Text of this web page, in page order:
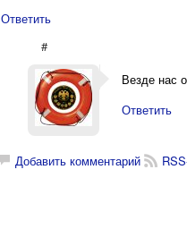
Ответить
#
Везде нас
Ответить
Добавить комментарий